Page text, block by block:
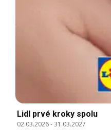
Lidl prvé kroky spolu
02.03.2026-31.03.2027